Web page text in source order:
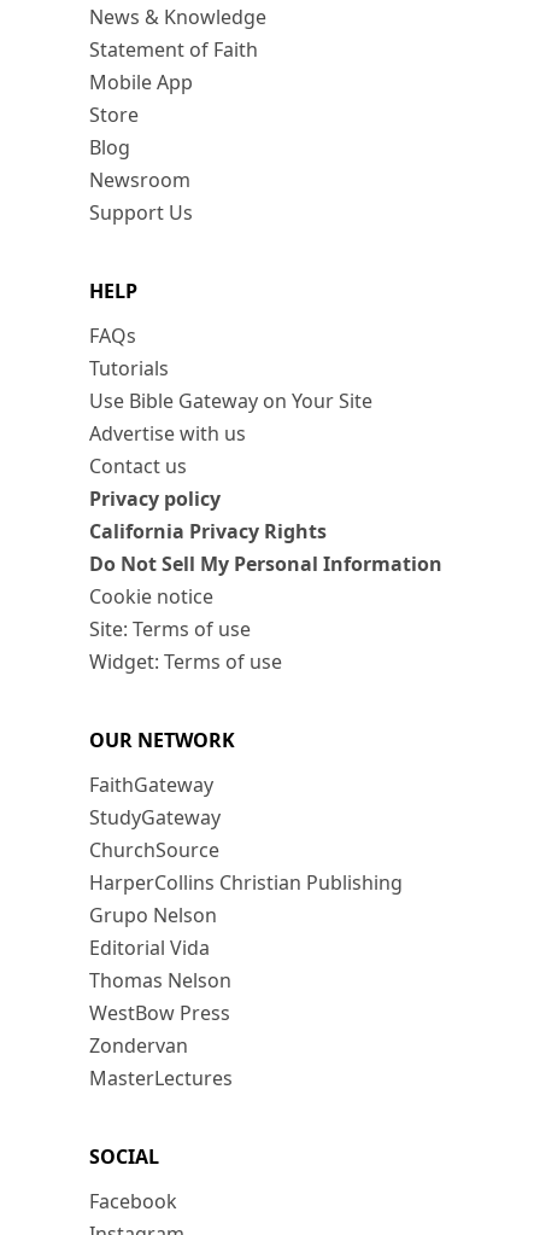
News & Knowledge
Statement of Faith
Mobile App
Store
Blog
Newsroom
Support Us
HELP
FAQs
Tutorials
Use Bible Gateway on Your Site
Advertise with us
Contact us
Privacy policy
California Privacy Rights
Do Not Sell My Personal Information
Cookie notice
Site: Terms of use
Widget: Terms of use
OUR NETWORK
FaithGateway
StudyGateway
ChurchSource
HarperCollins Christian Publishing
Grupo Nelson
Editorial Vida
Thomas Nelson
WestBow Press
Zondervan
MasterLectures
SOCIAL
Facebook